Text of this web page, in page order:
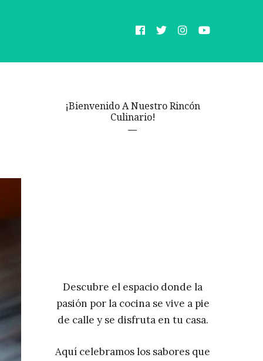
¡Bienvenido A Nuestro Rincón
Culinario!
Descubre el espacio donde la
pasión por la cocina se vive a pie
de calle y se disfruta en tu casa.
Aquí celebramos los sabores que